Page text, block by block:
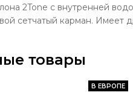
2Tone с внутренней
сетчатый карман. Имеет
товары
В ЕВРОПЕ